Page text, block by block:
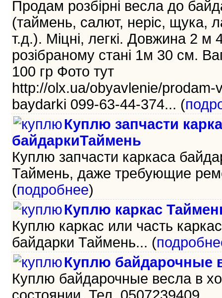
Продам розбірні весла до
(таймень, салют, неріс, щука,
т.д.). Міцні, легкі. Довжина 2 м
розібраному стані 1м 30 см.
100 гр Фото тут
http://olx.ua/obyavlenie/prodam-
baydarki 099-63-44-374... (
Куплю запчасти
байдаркиТаймень
Куплю запчасти каркаса
Таймень, даже требующие
(подробнее)
Куплю каркас
Куплю каркас или часть
байдарки Таймень... (
Куплю байдарочные
Куплю байдарочные весла в